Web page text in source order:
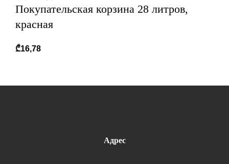
Покупательская корзина 28 литров,
красная
₾16,78
Адрес